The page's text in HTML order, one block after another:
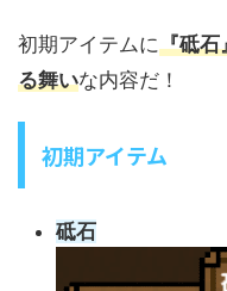
初期アイテムに『砥石
る舞いな内容だ！
初期アイテム
砥石